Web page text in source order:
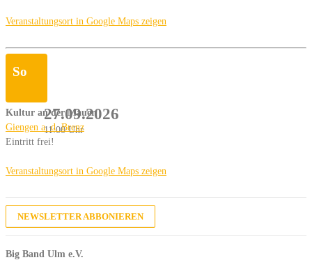
Veranstaltungsort in Google Maps zeigen
So
27.09.2026
11:00 Uhr
Kultur an der Mauer
Giengen a. d. Brenz
Eintritt frei!
Veranstaltungsort in Google Maps zeigen
NEWSLETTER ABBONIEREN
Big Band Ulm e.V.